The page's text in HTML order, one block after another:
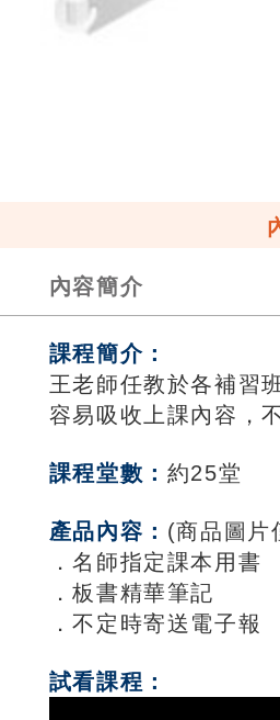
內容簡介
課程簡介：
王老師任教於各補習
容易吸收上課內容，
課程堂數： 約25堂
產品內容： (商品圖片
．名師指定課本用書
．板書精華筆記
．不定時寄送電子報
試看課程：